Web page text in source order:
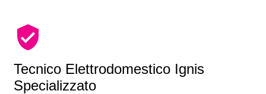
Tecnico Elettrodomestico Ignis
Specializzato